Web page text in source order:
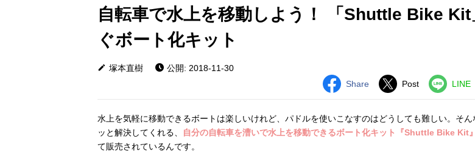
自転車で水上を移動しよう！ 「Shuttle Bike Kit
ぐボート化キット
塚本直樹
公開: 2018-11-30
Share
Post LINE
水上を気軽に移動できるボートは楽しいけれど、パドルを使いこなすのはどうしても難しい。そん
ッと解決してくれる、
自分の自転車を漕いで水上を移動できるボート化キット『Shuttle Bike Kit』
て販売されているんです。